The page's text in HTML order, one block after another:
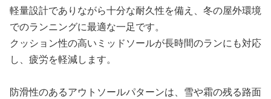
軽量設計でありながら十分な耐久性を備え、冬の屋外環境
でのランニングに最適な一足です。
クッション性の高いミッドソールが長時間のランにも対応
し、疲労を軽減します。
防滑性のあるアウトソールパターンは、雪や霜の残る路面